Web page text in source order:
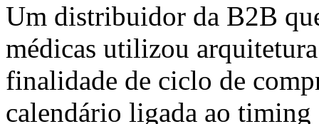
Um distribuidor da B2B
médicas utilizou
finalidade de ciclo de
calendário ligada ao